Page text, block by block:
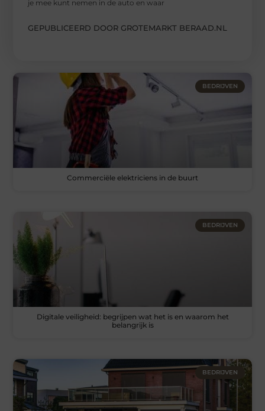
je mee kunt nemen in de auto en waar
GEPUBLICEERD DOOR GROTEMARKT BERAAD.NL
BEDRIJVEN
Commerciële elektriciens in de buurt
BEDRIJVEN
Digitale veiligheid: begrijpen wat het is en waarom het
belangrijk is
BEDRIJVEN